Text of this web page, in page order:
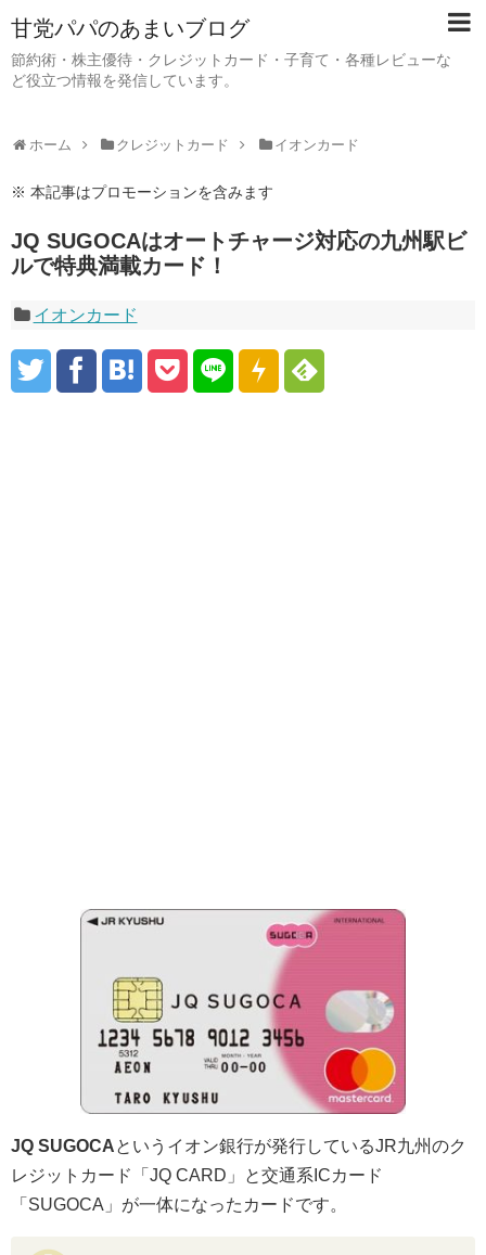
甘党パパのあまいブログ
節約術・株主優待・クレジットカード・子育て・各種レビューな
ど役立つ情報を発信しています。
ホーム クレジットカード イオンカード
※ 本記事はプロモーションを含みます
JQ SUGOCAはオートチャージ対応の九州駅ビ
ルで特典満載カード！
イオンカード
JQ SUGOCAというイオン銀行が発行しているJR九州のク
レジットカード「JQ CARD」と交通系ICカード
「SUGOCA」が一体になったカードです。